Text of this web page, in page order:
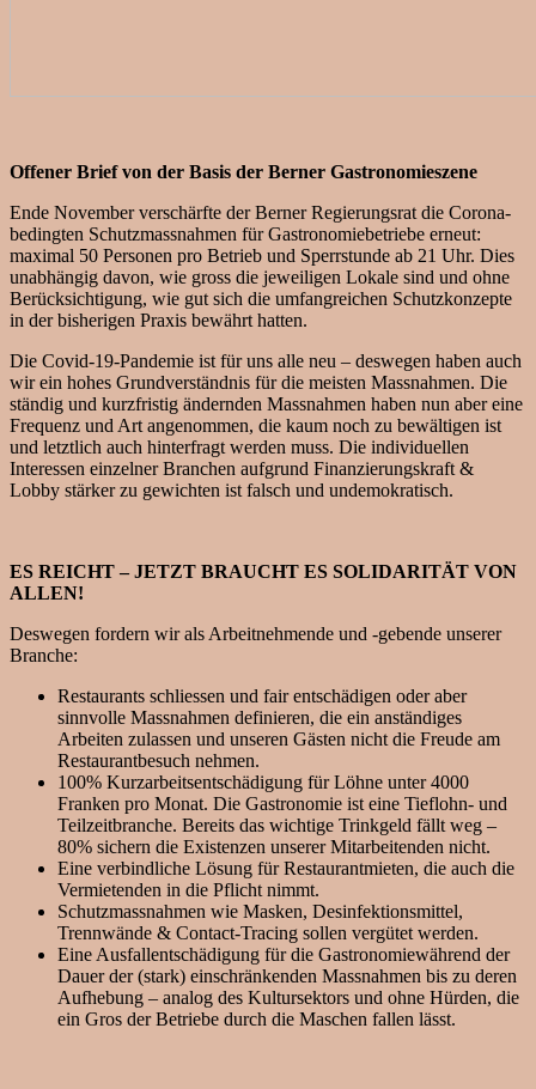
Offener Brief von der Basis der Berner Gastronomieszene
Ende November verschärfte der Berner Regierungsrat die Corona-
bedingten Schutzmassnahmen für Gastronomiebetriebe erneut:
maximal 50 Personen pro Betrieb und Sperrstunde ab 21 Uhr. Dies
unabhängig davon, wie gross die jeweiligen Lokale sind und ohne
Berücksichtigung, wie gut sich die umfangreichen Schutzkonzepte
in der bisherigen Praxis bewährt hatten.
Die Covid-19-Pandemie ist für uns alle neu – deswegen haben auch
wir ein hohes Grundverständnis für die meisten Massnahmen. Die
ständig und kurzfristig ändernden Massnahmen haben nun aber eine
Frequenz und Art angenommen, die kaum noch zu bewältigen ist
und letztlich auch hinterfragt werden muss. Die individuellen
Interessen einzelner Branchen aufgrund Finanzierungskraft &
Lobby stärker zu gewichten ist falsch und undemokratisch.
ES REICHT – JETZT BRAUCHT ES SOLIDARITÄT VON
ALLEN!
Deswegen fordern wir als Arbeitnehmende und -gebende unserer
Branche:
Restaurants schliessen und fair entschädigen oder aber
sinnvolle Massnahmen definieren, die ein anständiges
Arbeiten zulassen und unseren Gästen nicht die Freude am
Restaurantbesuch nehmen.
100% Kurzarbeitsentschädigung für Löhne unter 4000
Franken pro Monat. Die Gastronomie ist eine Tieflohn- und
Teilzeitbranche. Bereits das wichtige Trinkgeld fällt weg –
80% sichern die Existenzen unserer Mitarbeitenden nicht.
Eine verbindliche Lösung für Restaurantmieten, die auch die
Vermietenden in die Pflicht nimmt.
Schutzmassnahmen wie Masken, Desinfektionsmittel,
Trennwände & Contact-Tracing sollen vergütet werden.
Eine Ausfallentschädigung für die Gastronomiewährend der
Dauer der (stark) einschränkenden Massnahmen bis zu deren
Aufhebung – analog des Kultursektors und ohne Hürden, die
ein Gros der Betriebe durch die Maschen fallen lässt.